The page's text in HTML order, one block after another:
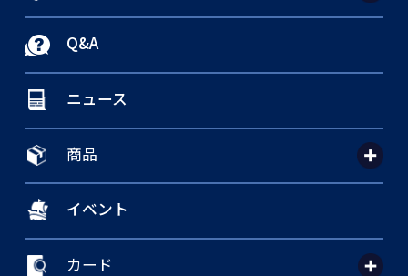
Q&A
ニュース
商品
イベント
カード